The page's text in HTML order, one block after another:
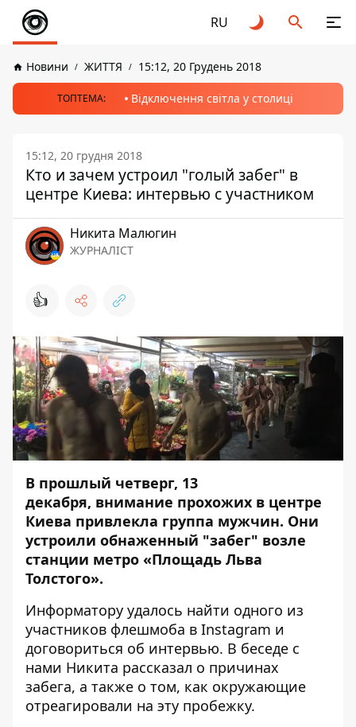
RU
Новини ЖИТТЯ 15:12, 20 Грудень 2018
ТОПТЕМА: Відключення світла у столиці
15:12, 20 грудня 2018
Кто и зачем устроил "голый забег" в
центре Киева: интервью с участником
Никита Малюгин
ЖУРНАЛІСТ
👍
В прошлый четверг, 13
декабря, внимание прохожих в центре
Киева привлекла группа мужчин. Они
устроили обнаженный "забег" возле
станции метро «Площадь Льва
Толстого».
Информатору удалось найти одного из
участников флешмоба в Instagram и
договориться об интервью. В беседе с
нами Никита рассказал о причинах
забега, а также о том, как окружающие
отреагировали на эту пробежку.